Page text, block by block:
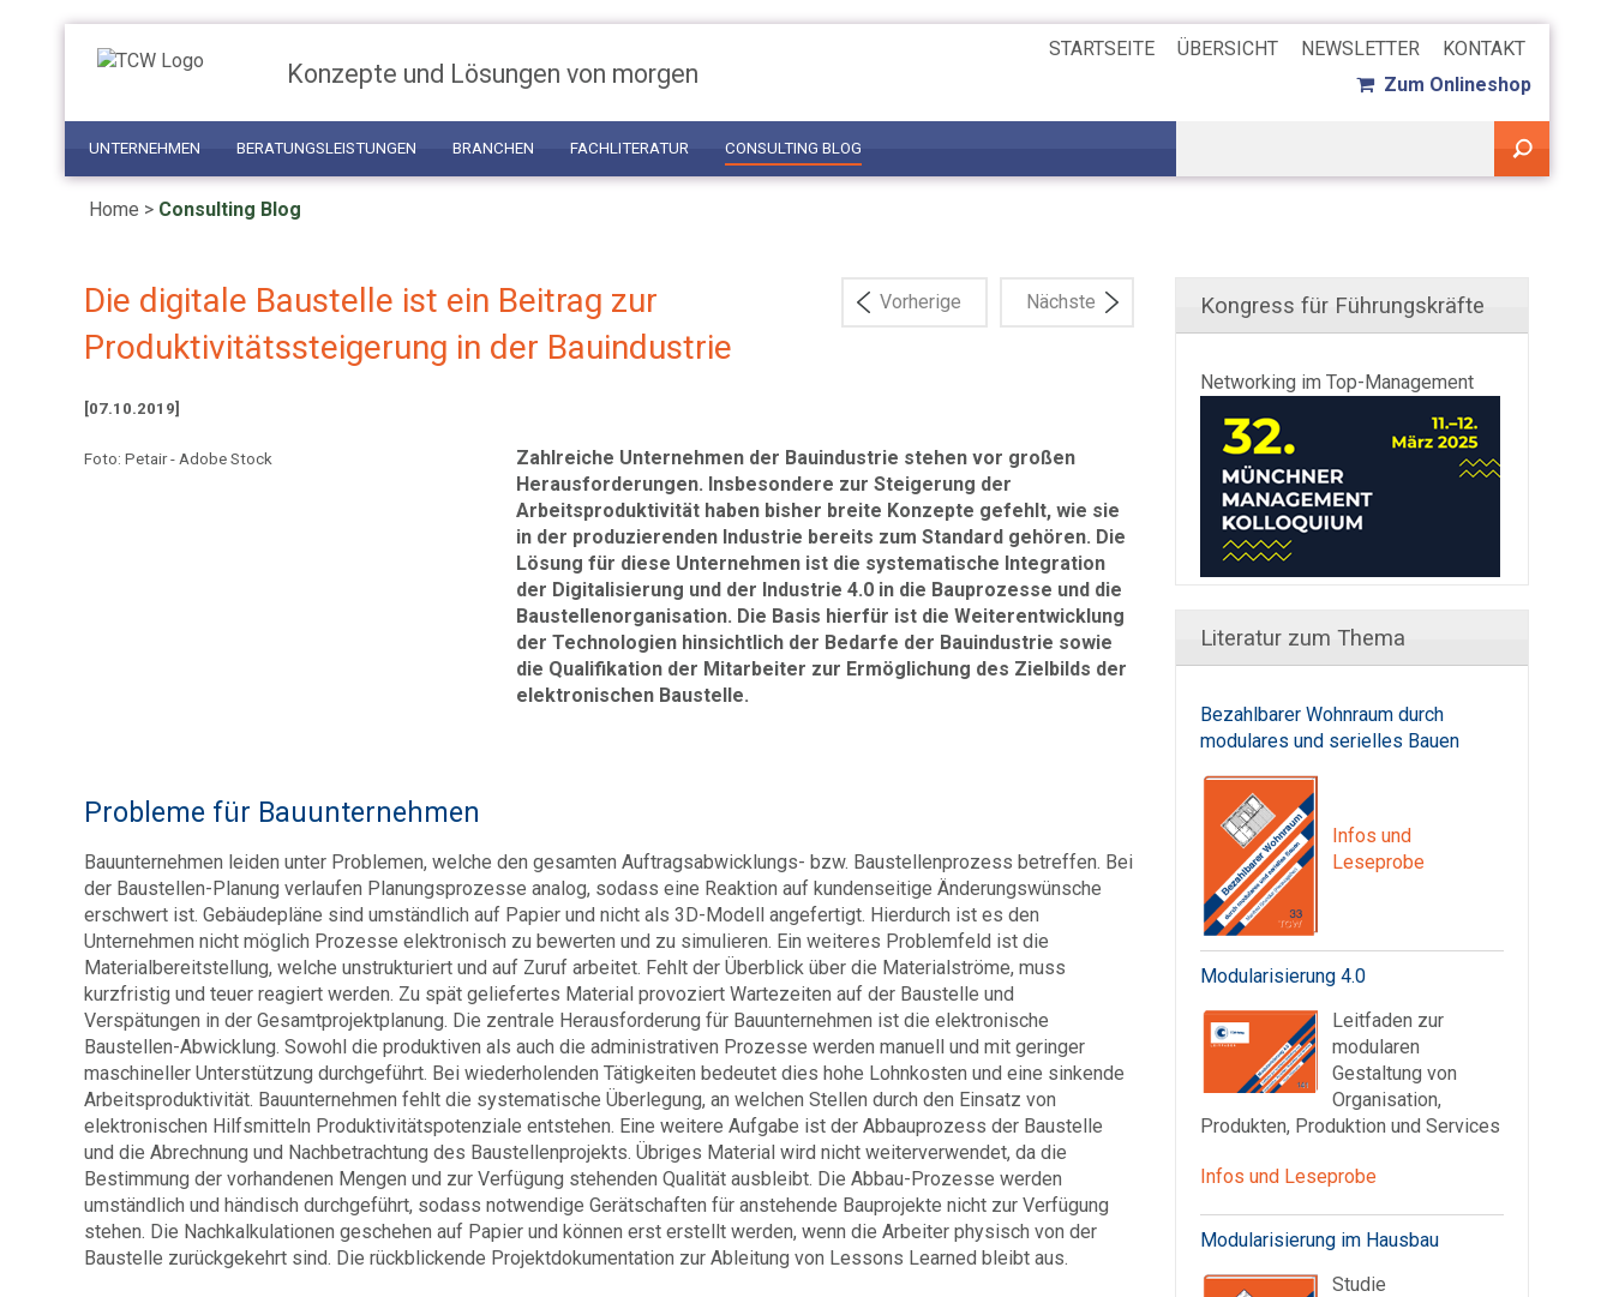
UNTERNEHMEN BERATUNGSLEISTUNGEN BRANCHEN FACHLITERATUR CONSULTING BLOG
Konzepte und Lösungen von morgen
STARTSEITE ÜBERSICHT NEWSLETTER
KONTAKT
Zum Onlineshop
Home > Consulting Blog
Vorherige Nächste
Die digitale Baustelle ist ein Beitrag zur
Produktivitätssteigerung in der Bauindustrie
[07.10.2019]
Foto: Petair - Adobe Stock
Zahlreiche Unternehmen der Bauindustrie stehen vor großen
Herausforderungen. Insbesondere zur Steigerung der
Arbeitsproduktivität haben bisher breite Konzepte gefehlt, wie sie
in der produzierenden Industrie bereits zum Standard gehören. Die
Lösung für diese Unternehmen ist die systematische Integration
der Digitalisierung und der Industrie 4.0 in die Bauprozesse und die
Baustellenorganisation. Die Basis hierfür ist die Weiterentwicklung
der Technologien hinsichtlich der Bedarfe der Bauindustrie sowie
die Qualifikation der Mitarbeiter zur Ermöglichung des Zielbilds der
elektronischen Baustelle.
Probleme für Bauunternehmen
Bauunternehmen leiden unter Problemen, welche den gesamten Auftragsabwicklungs- bzw. Baustellenprozess betreffen. Bei
der Baustellen-Planung verlaufen Planungsprozesse analog, sodass eine Reaktion auf kundenseitige Änderungswünsche
erschwert ist. Gebäudepläne sind umständlich auf Papier und nicht als 3D-Modell angefertigt. Hierdurch ist es den
Unternehmen nicht möglich Prozesse elektronisch zu bewerten und zu simulieren. Ein weiteres Problemfeld ist die
Materialbereitstellung, welche unstrukturiert und auf Zuruf arbeitet. Fehlt der Überblick über die Materialströme, muss
kurzfristig und teuer reagiert werden. Zu spät geliefertes Material provoziert Wartezeiten auf der Baustelle und
Verspätungen in der Gesamtprojektplanung. Die zentrale Herausforderung für Bauunternehmen ist die elektronische
Baustellen-Abwicklung. Sowohl die produktiven als auch die administrativen Prozesse werden manuell und mit geringer
maschineller Unterstützung durchgeführt. Bei wiederholenden Tätigkeiten bedeutet dies hohe Lohnkosten und eine sinkende
Arbeitsproduktivität. Bauunternehmen fehlt die systematische Überlegung, an welchen Stellen durch den Einsatz von
elektronischen Hilfsmitteln Produktivitätspotenziale entstehen. Eine weitere Aufgabe ist der Abbauprozess der Baustelle
und die Abrechnung und Nachbetrachtung des Baustellenprojekts. Übriges Material wird nicht weiterverwendet, da die
Bestimmung der vorhandenen Mengen und zur Verfügung stehenden Qualität ausbleibt. Die Abbau-Prozesse werden
umständlich und händisch durchgeführt, sodass notwendige Gerätschaften für anstehende Bauprojekte nicht zur Verfügung
stehen. Die Nachkalkulationen geschehen auf Papier und können erst erstellt werden, wenn die Arbeiter physisch von der
Baustelle zurückgekehrt sind. Die rückblickende Projektdokumentation zur Ableitung von Lessons Learned bleibt aus.
Kongress für Führungskräfte
Networking im Top-Management
Literatur zum Thema
Bezahlbarer Wohnraum durch
modulares und serielles Bauen
Infos und
Leseprobe
Modularisierung 4.0
Leitfaden zur
modularen
Gestaltung von
Organisation,
Produkten, Produktion und Services
Infos und Leseprobe
Modularisierung im Hausbau
Studie